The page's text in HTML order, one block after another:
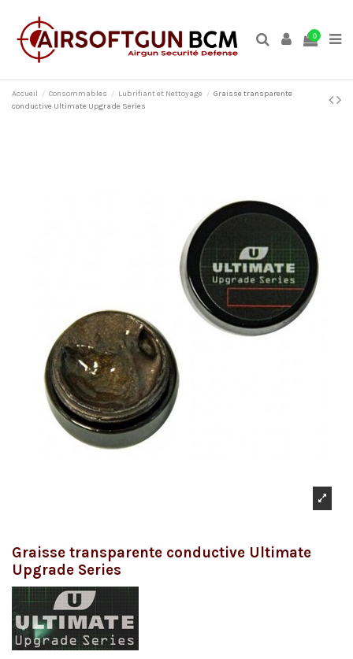
0
Accueil Consommables Lubrifiant et Nettoyage
Graisse transparente
conductive Ultimate Upgrade Series
Graisse transparente conductive Ultimate
Upgrade Series